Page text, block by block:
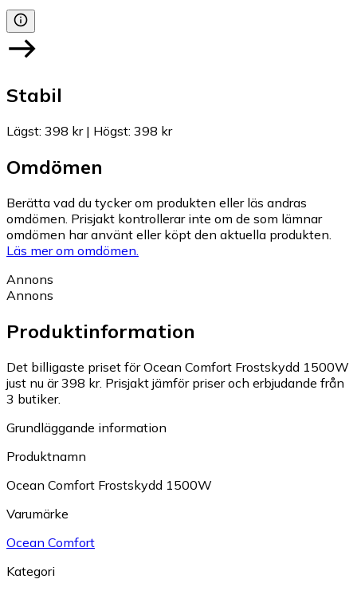
Stabil
Lägst: 398 kr| Högst: 398 kr
Omdömen
Berätta vad du tycker om produkten eller läs andras
omdömen. Prisjakt kontrollerar inte om de som lämnar
omdömen har använt eller köpt den aktuella produkten.
Läs mer om omdömen.
Annons
Annons
Produktinformation
Det billigaste priset för Ocean Comfort Frostskydd 1500W
just nu är 398 kr. Prisjakt jämför priser och erbjudande från
3 butiker.
Grundläggande information
Produktnamn
Ocean Comfort Frostskydd 1500W
Varumärke
Ocean Comfort
Kategori